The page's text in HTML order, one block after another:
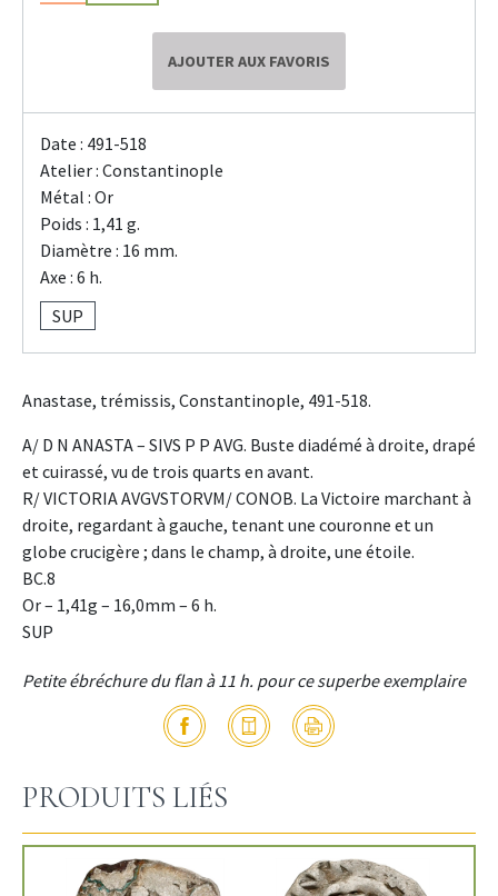
AJOUTER AUX FAVORIS
Date : 491-518
Atelier : Constantinople
Métal : Or
Poids : 1,41 g.
Diamètre : 16 mm.
Axe : 6 h.
SUP
Anastase, trémissis, Constantinople, 491-518.
A/ D N ANASTA – SIVS P P AVG. Buste diadémé à droite, drapé
et cuirassé, vu de trois quarts en avant.
R/ VICTORIA AVGVSTORVM/ CONOB. La Victoire marchant à
droite, regardant à gauche, tenant une couronne et un
globe crucigère ; dans le champ, à droite, une étoile.
BC.8
Or – 1,41g – 16,0mm – 6 h.
SUP
Petite ébréchure du flan à 11 h. pour ce superbe exemplaire
PRODUITS LIÉS